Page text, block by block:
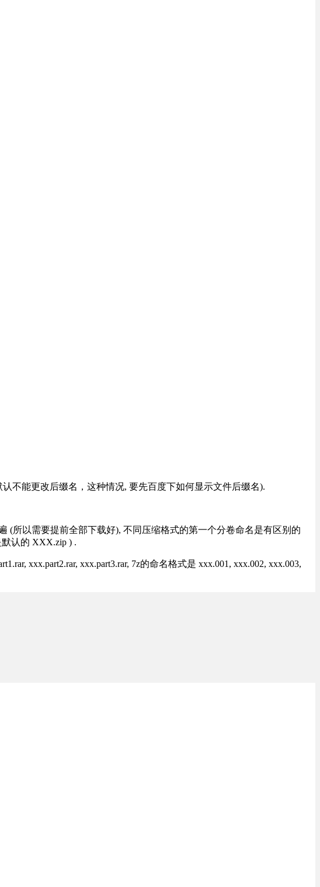
不能更改后缀名，这种情况, 要先百度下如何显示文件后缀名).
(所以需要提前全部下载好), 不同压缩格式的第一个分卷命名是有区别的
认的 XXX.zip ) .
xxx.part2.rar, xxx.part3.rar, 7z的命名格式是 xxx.001, xxx.002, xxx.003,